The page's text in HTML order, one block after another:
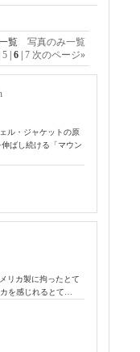
覧 写真のみ一覧
5 6 7 次のページ»
ル・ジャケットの原
ばし続ける「マウン
リカ製に拘ったとて
を感じれるとて…